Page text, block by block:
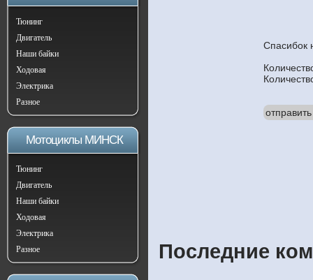
Тюнинг
Двигатель
Наши байки
Ходовая
Электрика
Разное
Мотоциклы МИНСК
Тюнинг
Двигатель
Наши байки
Ходовая
Электрика
Разное
Спасибок
Последние